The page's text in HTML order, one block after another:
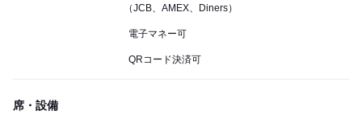
（JCB、AMEX、Diners）
電子マネー可
QRコード決済可
席・設備